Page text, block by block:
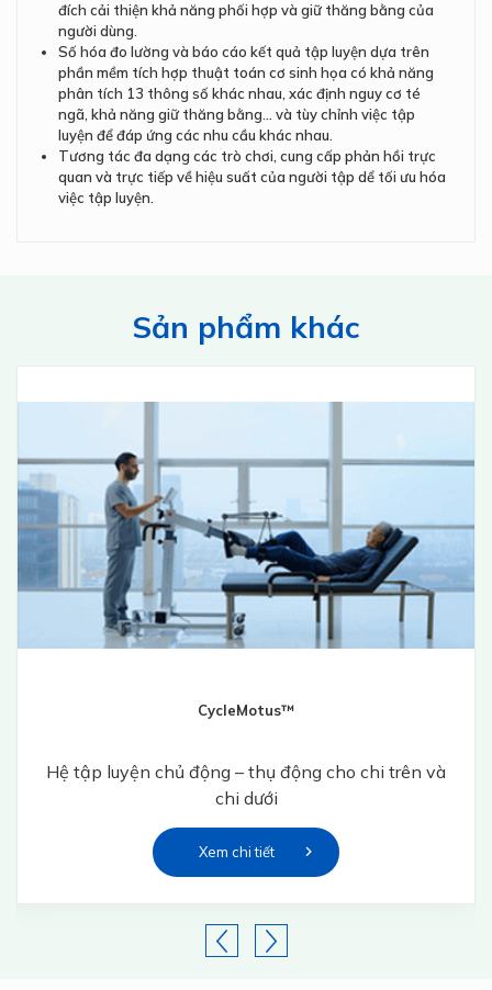
đích cải thiện khả năng phối hợp và giữ thăng bằng của
người dùng.
Số hóa đo lường và báo cáo kết quả tập luyện dựa trên
phần mềm tích hợp thuật toán cơ sinh họa có khả năng
phân tích 13 thông số khác nhau, xác định nguy cơ té
ngã, khả năng giữ thăng bằng… và tùy chỉnh việc tập
luyện để đáp ứng các nhu cầu khác nhau.
Tương tác đa dạng các trò chơi, cung cấp phản hồi trực
quan và trực tiếp về hiệu suất của người tập dể tối ưu hóa
việc tập luyện.
Sản phẩm khác
CycleMotus™
Hệ tập luyện chủ động – thụ động cho chi trên và
chi dưới
Xem chi tiết